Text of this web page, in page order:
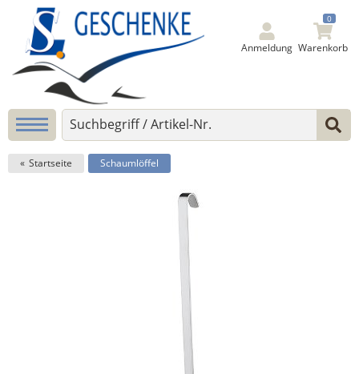
Anmeldung
0
Warenkorb
Startseite Schaumlöffel